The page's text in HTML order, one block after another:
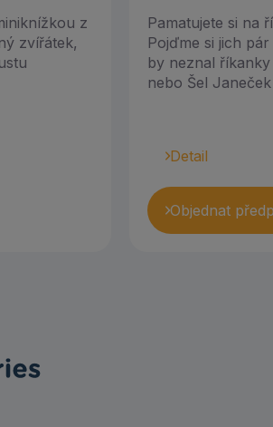
z
zvířátek,
Pamatujete si na
Pojďme si jich
by neznal
nebo Šel Janeček
Detail
Objednat